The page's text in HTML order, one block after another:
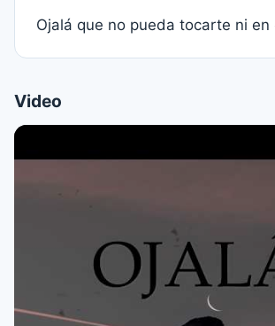
Ojalá que no pueda tocarte ni en
Video